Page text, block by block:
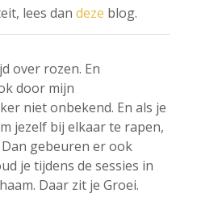
lees dan deze blog.
over rozen. En
door mijn
niet onbekend. En als je
jezelf bij elkaar te rapen,
gebeuren er ook
je tijdens de sessies in
Daar zit je Groei.